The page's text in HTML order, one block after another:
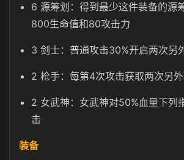
6 源筹划：得到最少这件装备的源
800生命值和80攻击力
3 剑士：普通攻击30%开启两次另
2 枪手：每第4次攻击获取两次另
2 女武神：女武神对50%血量下列
击
装备